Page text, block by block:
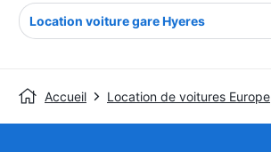
Location voiture gare Hyeres
Accueil Location de voitures Europe